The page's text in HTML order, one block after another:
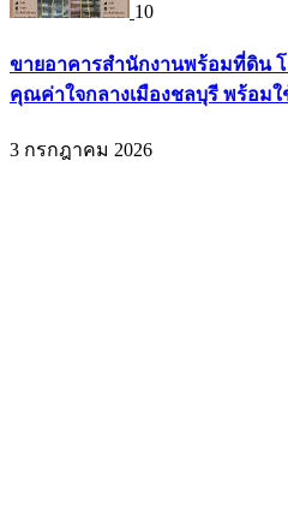
10
ขายอาคารสำนักงานพร้อมที่ดิน
คุณค่าใจกลางเมืองชลบุรี พร้อมใ
3 กรกฎาคม 2026